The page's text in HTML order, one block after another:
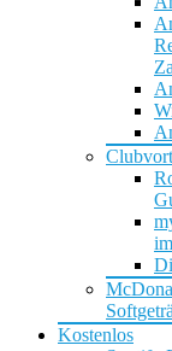
Kostenlos